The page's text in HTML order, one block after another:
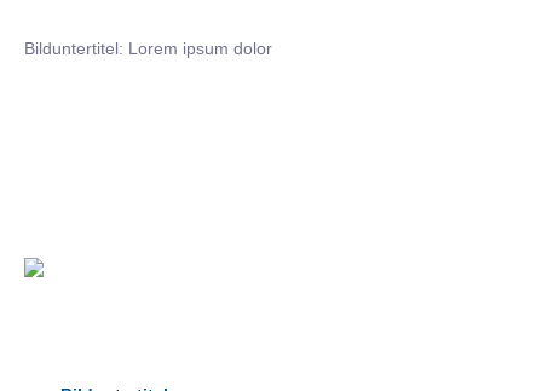
Bilduntertitel: Lorem ipsum dolor